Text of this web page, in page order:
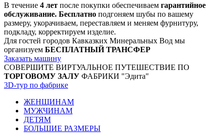
В течение 4 лет после покупки обеспечиваем гарантийное
обслуживание. Бесплатно подгоняем шубы по вашему
размеру, укорачиваем, переставляем и меняем фурнитуру,
подкладу, корректируем изделие.
Для гостей городов Кавказких Минеральных Вод мы
организуем БЕСПЛАТНЫЙ ТРАНСФЕР
Заказать машину
СОВЕРШИТЕ ВИРТУАЛЬНОЕ ПУТЕШЕСТВИЕ ПО
ТОРГОВОМУ ЗАЛУ ФАБРИКИ "Эдита"
3D-тур по фабрике
ЖЕНЩИНАМ
МУЖЧИНАМ
ДЕТЯМ
БОЛЬШИЕ РАЗМЕРЫ